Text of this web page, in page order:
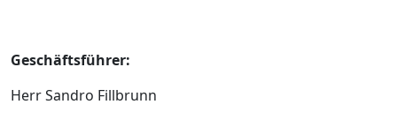
Geschäftsführer:
Herr Sandro Fillbrunn